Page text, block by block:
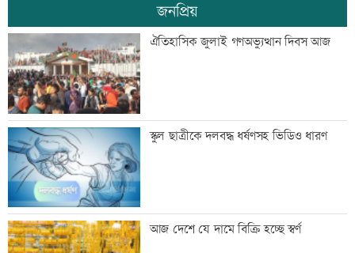
‘তারেক রহমানকেও আয়নাঘরে বন্দি রেখে
নির্যাতন করা হয়েছিল’
‘জুলাই জাদুঘরে কোনো ধরনের দলীয়
ইতিহাস দেখতে চাই না’
রাজনৈতিক সম্পৃক্ততা যেন পেশাগত জীবনে
বিঘ্ন না ঘটায়: প্রধানমন্ত্রী
জনপ্রিয়
ঐতিহাসিক জুলাই গণঅভ্যুত্থান দিবস আজ
স্কুল ছাত্রীকে দলবদ্ধ ধর্ষণসহ ভিডিও ধারণ
আজ দেশে যে দামে বিক্রি হচ্ছে স্বর্ণ